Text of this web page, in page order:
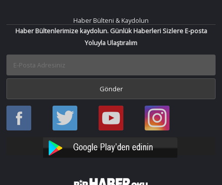
Haber Bülteni & Kaydolun
Haber Bültenlerimize kaydolun. Günlük Haberleri Sizlere E-posta
Yoluyla Ulaştıralım
Haber
Oku
Haber
Oku
Bir
Haber
YouTube
Bir
Haber
Instagram